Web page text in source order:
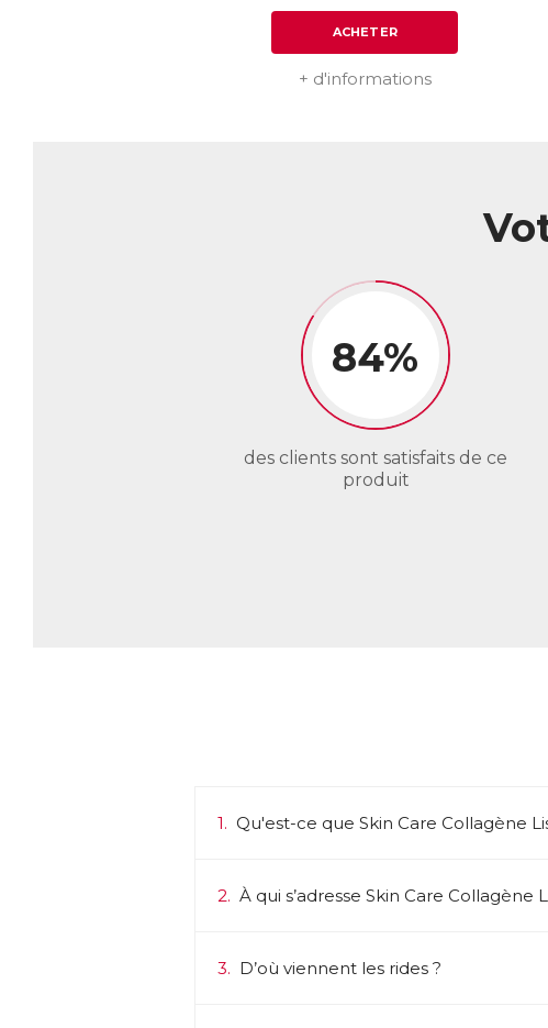
ACHETER
+ d'informations
84%
des clients sont satisfaits de ce
produit
1. Qu'est-ce que Skin Care Collagène
2. À qui s’adresse Skin Care Collagène
3. D’où viennent les rides ?